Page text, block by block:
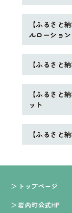
【ふるさと
ルローショ
【ふるさと
【ふるさと
ット
【ふるさと
トップページ
岩内町公式HP